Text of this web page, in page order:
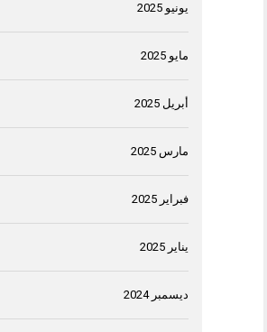
يونيو 2025
مايو 2025
أبريل 2025
مارس 2025
فبراير 2025
يناير 2025
ديسمبر 2024